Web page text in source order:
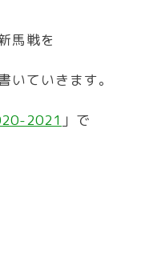
馬戦を
いていきます。
2021 」で